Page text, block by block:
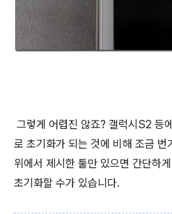
그렇게 어렵진 않죠? 갤럭시S2 등
로 초기화가 되는 것에 비해 조금
위에서 제시한 툴만 있으면 간단하
초기화할 수가 있습니다.